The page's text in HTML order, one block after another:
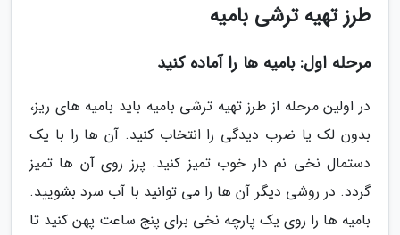
طرز تهیه ترشی بامیه
مرحله اول: بامیه ها را آماده کنید
در اولین مرحله از طرز تهیه ترشی بامیه باید بامیه های ریز،
بدون لک یا ضرب دیدگی را انتخاب کنید. آن ها را با یک
دستمال نخی نم دار خوب تمیز کنید. پرز روی آن ها تمیز
گردد. در روشی دیگر آن ها را می توانید با آب سرد بشویید.
بامیه ها را روی یک پارچه نخی برای پنج ساعت پهن کنید تا